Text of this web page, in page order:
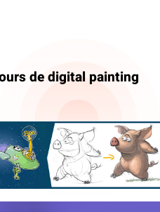
de digital painting